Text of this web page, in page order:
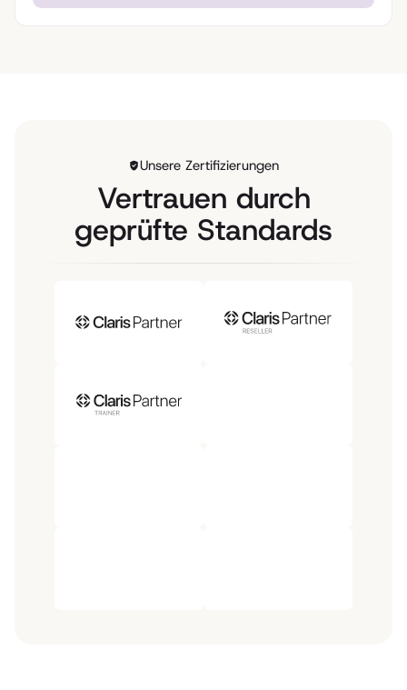
Unsere Zertifizierungen
Vertrauen durch
geprüfte Standards